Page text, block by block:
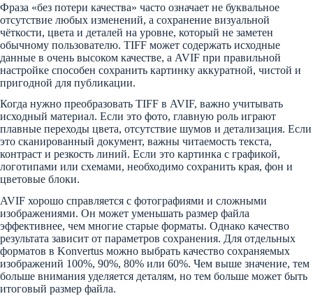
Фраза «без потери качества» часто означает не буквальное
отсутствие любых изменений, а сохранение визуальной
чёткости, цвета и деталей на уровне, который не заметен
обычному пользователю. TIFF может содержать исходные
данные в очень высоком качестве, а AVIF при правильной
настройке способен сохранить картинку аккуратной, чистой и
пригодной для публикации.
Когда нужно преобразовать TIFF в AVIF, важно учитывать
исходный материал. Если это фото, главную роль играют
плавные переходы цвета, отсутствие шумов и детализация. Если
это сканированный документ, важны читаемость текста,
контраст и резкость линий. Если это картинка с графикой,
логотипами или схемами, необходимо сохранить края, фон и
цветовые блоки.
AVIF хорошо справляется с фотографиями и сложными
изображениями. Он может уменьшать размер файла
эффективнее, чем многие старые форматы. Однако качество
результата зависит от параметров сохранения. Для отдельных
форматов в Konvertus можно выбрать качество сохраняемых
изображений 100%, 90%, 80% или 60%. Чем выше значение, тем
больше внимания уделяется деталям, но тем больше может быть
итоговый размер файла.